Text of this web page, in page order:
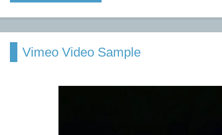
Vimeo Video Sample